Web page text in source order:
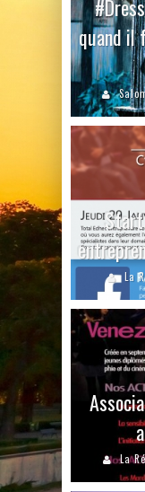
quand il
Start
La
La